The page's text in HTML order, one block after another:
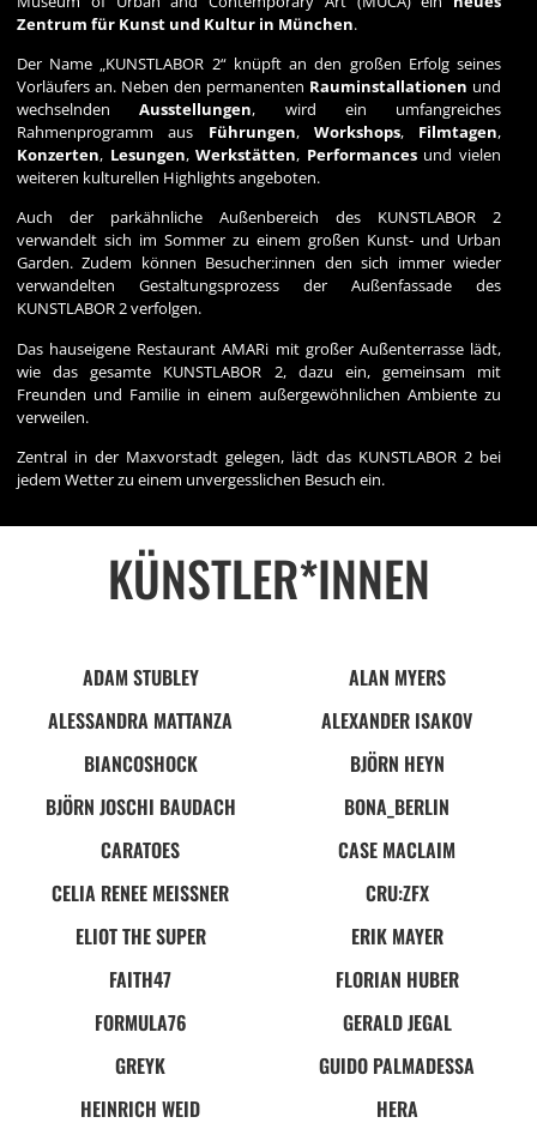
Zentrum für Kunst und Kultur in München.
Der Name „KUNSTLABOR 2“ knüpft an den großen Erfolg seines
Vorläufers an. Neben den permanenten Rauminstallationen und
wechselndenAusstellungen, wird ein umfangreiches
Rahmenprogramm aus Führungen, Workshops, Filmtagen,
Konzerten, Lesungen,Werkstätten, Performancesund vielen
weiteren kulturellen Highlights angeboten.
Auch der parkähnliche Außenbereich des KUNSTLABOR 2
verwandelt sich im Sommer zu einem großen Kunst- und Urban
Garden. Zudem können Besucher:innen den sich immer wieder
verwandelten Gestaltungsprozess der Außenfassade des
KUNSTLABOR 2 verfolgen.
Das hauseigene RestaurantAMARi mit großer Außenterrasse lädt,
wie das gesamte KUNSTLABOR 2, dazu ein, gemeinsam mit
Freunden und Familie in einem außergewöhnlichen Ambiente zu
verweilen.
Zentral in der Maxvorstadt gelegen, lädt das KUNSTLABOR 2 bei
jedem Wetter zu einem unvergesslichen Besuch ein.
KÜNSTLER*INNEN
ADAM STUBLEY
ALAN MYERS
ALESSANDRA MATTANZA
ALEXANDER ISAKOV
BIANCOSHOCK
BJÖRN HEYN
BJÖRN JOSCHI BAUDACH
BONA_BERLIN
CARATOES
CASE MACLAIM
CELIA RENEE MEISSNER
CRU:ZFX
ELIOT THE SUPER
ERIK MAYER
FAITH47
FLORIAN HUBER
FORMULA76
GERALD JEGAL
GREYK
GUIDO PALMADESSA
HEINRICH WEID
HERA